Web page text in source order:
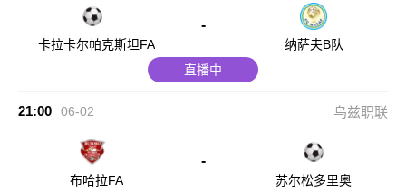
卡拉卡尔帕克斯坦FA
-
纳萨夫B队
直播中
21:00 06-02 乌兹职联
布哈拉FA
-
苏尔松多里奥